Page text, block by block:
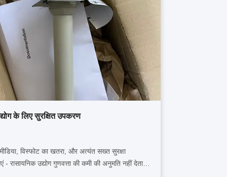
के लिए सुरक्षित उपकरण
विस्फोट का खतरा, और अत्यंत सख्त सुरक्षा
रासायनिक उद्योग गुणवत्ता की कमी की अनुमति नहीं देता